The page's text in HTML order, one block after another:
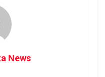
News